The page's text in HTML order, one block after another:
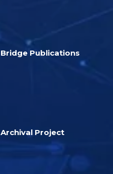
Bridge Publications
Archival Project